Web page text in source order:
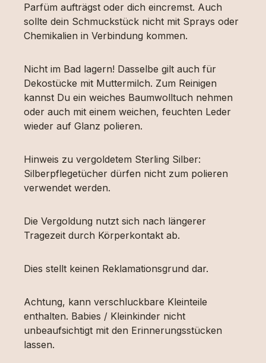
Parfüm aufträgst oder dich eincremst. Auch
sollte dein Schmuckstück nicht mit Sprays oder
Chemikalien in Verbindung kommen.
Nicht im Bad lagern! Dasselbe gilt auch für
Dekostücke mit Muttermilch. Zum Reinigen
kannst Du ein weiches Baumwolltuch nehmen
oder auch mit einem weichen, feuchten Leder
wieder auf Glanz polieren.
Hinweis zu vergoldetem Sterling Silber:
Silberpflegetücher dürfen nicht zum polieren
verwendet werden.
Die Vergoldung nutzt sich nach längerer
Tragezeit durch Körperkontakt ab.
Dies stellt keinen Reklamationsgrund dar.
Achtung, kann verschluckbare Kleinteile
enthalten. Babies / Kleinkinder nicht
unbeaufsichtigt mit den Erinnerungsstücken
lassen.